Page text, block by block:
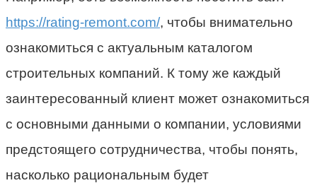
https://rating-remont.com/, чтобы внимательно
ознакомиться с актуальным каталогом
строительных компаний. К тому же каждый
заинтересованный клиент может ознакомиться
с основными данными о компании, условиями
предстоящего сотрудничества, чтобы понять,
насколько рациональным будет